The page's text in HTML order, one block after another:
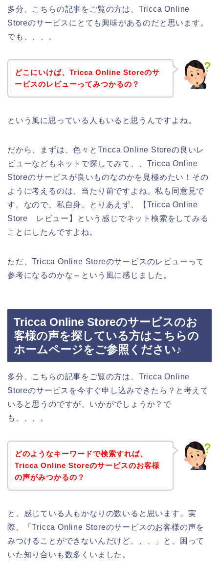
多分、こちらの記事をご覧の方は、Tricca Online
Storeのサービスにとても興味があるのだと思います。
でも、、、。
どこにいけば、Tricca Online Storeのサ
ービスのレビューってみつかるの？
という風に思っている人もいると思うんですよね。
だから、まずは、色々とTricca Online Storeの良いレ
ビューなどもネットで探してみて、、Tricca Online
Storeのサービスが良いものなのかを見極めたい！その
ように考えるのは、当たり前ですよね。私も同意見で
す。なので、私自身、とりあえず、【Tricca Online
Store レビュー】という感じでネット検索をしてみる
ことにしたんですよね。
ただ、Tricca Online Storeのサービスのレビューって
参考になるのかな～という風に感じました。
Tricca Online Storeのサービスのお
客様の声を探している方はこちらの
ホームページをご参照ください♪
多分、こちらの記事をご覧の方は、Tricca Online
Storeのサービスを今すぐ申し込みできたら？と考えて
いると思うのですが、いかがでしょうか？で
も、、、。
どのようなキーワードで検索すれば、
Tricca Online Storeのサービスのお客様
の声がみつかるの？
と、感じている人もかなりの数いると思います。実
際、「Tricca Online Storeのサービスのお客様の声を
みつけることができないんだけど、、、」と、困って
いた知り合いも数多くいました。